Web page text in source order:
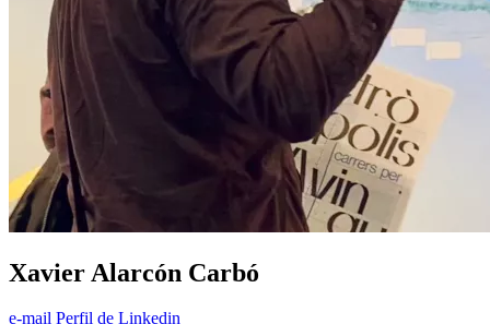
Xavier Alarcón Carbó
e-mail Perfil de Linkedin